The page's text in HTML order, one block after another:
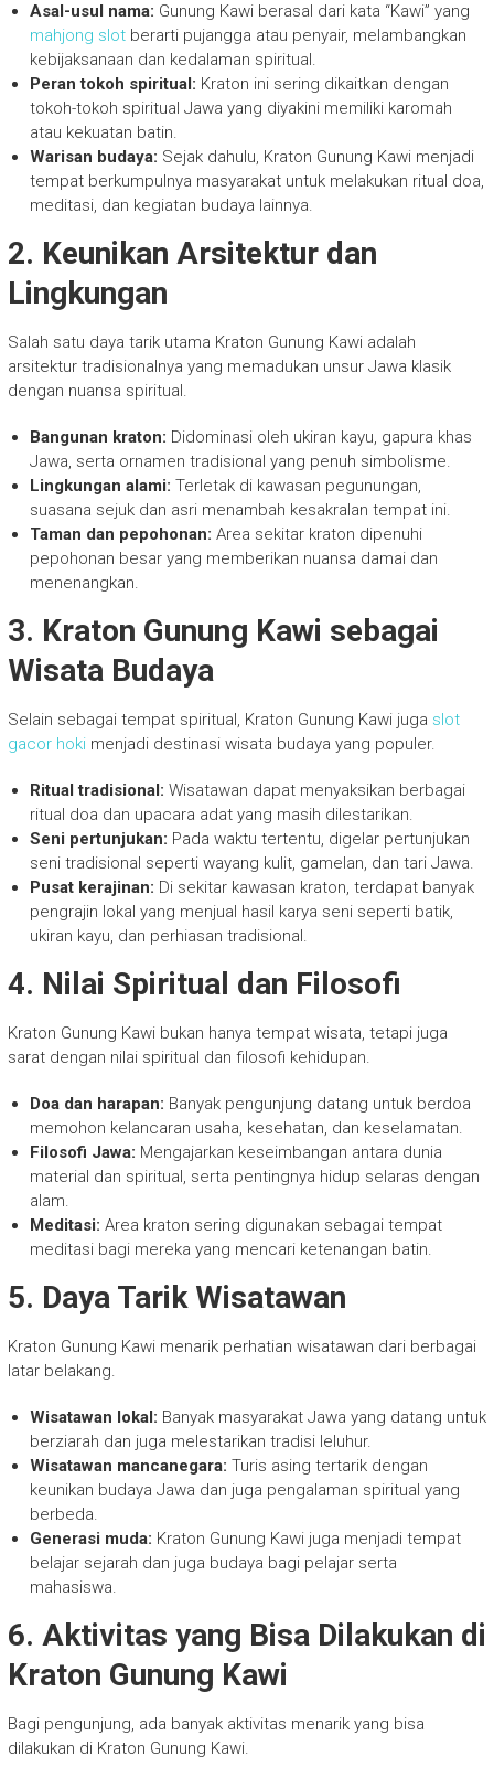
Asal-usul nama: Gunung Kawi berasal dari kata “Kawi” yang
mahjong slotberarti pujangga atau penyair, melambangkan
kebijaksanaan dan kedalaman spiritual.
Peran tokoh spiritual: Kraton ini sering dikaitkan dengan
tokoh-tokoh spiritual Jawa yang diyakini memiliki karomah
atau kekuatan batin.
Warisan budaya: Sejak dahulu, Kraton Gunung Kawi menjadi
tempat berkumpulnya masyarakat untuk melakukan ritual doa,
meditasi, dan kegiatan budaya lainnya.
2. Keunikan Arsitektur dan
Lingkungan
Salah satu daya tarik utama Kraton Gunung Kawi adalah
arsitektur tradisionalnya yang memadukan unsur Jawa klasik
dengan nuansa spiritual.
Bangunan kraton: Didominasi oleh ukiran kayu, gapura khas
Jawa, serta ornamen tradisional yang penuh simbolisme.
Lingkungan alami: Terletak di kawasan pegunungan,
suasana sejuk dan asri menambah kesakralan tempat ini.
Taman dan pepohonan: Area sekitar kraton dipenuhi
pepohonan besar yang memberikan nuansa damai dan
menenangkan.
3. Kraton Gunung Kawi sebagai
Wisata Budaya
Selain sebagai tempat spiritual, Kraton Gunung Kawi juga slot
gacor hokimenjadi destinasi wisata budaya yang populer.
Ritual tradisional: Wisatawan dapat menyaksikan berbagai
ritual doa dan upacara adat yang masih dilestarikan.
Seni pertunjukan: Pada waktu tertentu, digelar pertunjukan
seni tradisional seperti wayang kulit, gamelan, dan tari Jawa.
Pusat kerajinan: Di sekitar kawasan kraton, terdapat banyak
pengrajin lokal yang menjual hasil karya seni seperti batik,
ukiran kayu, dan perhiasan tradisional.
4. Nilai Spiritual dan Filosofi
Kraton Gunung Kawi bukan hanya tempat wisata, tetapi juga
sarat dengan nilai spiritual dan filosofi kehidupan.
Doa dan harapan: Banyak pengunjung datang untuk berdoa
memohon kelancaran usaha, kesehatan, dan keselamatan.
Filosofi Jawa: Mengajarkan keseimbangan antara dunia
material dan spiritual, serta pentingnya hidup selaras dengan
alam.
Meditasi: Area kraton sering digunakan sebagai tempat
meditasi bagi mereka yang mencari ketenangan batin.
5. Daya Tarik Wisatawan
Kraton Gunung Kawi menarik perhatian wisatawan dari berbagai
latar belakang.
Wisatawan lokal: Banyak masyarakat Jawa yang datang untuk
berziarah dan juga melestarikan tradisi leluhur.
Wisatawan mancanegara: Turis asing tertarik dengan
keunikan budaya Jawa dan juga pengalaman spiritual yang
berbeda.
Generasi muda: Kraton Gunung Kawi juga menjadi tempat
belajar sejarah dan juga budaya bagi pelajar serta
mahasiswa.
6. Aktivitas yang Bisa Dilakukan di
Kraton Gunung Kawi
Bagi pengunjung, ada banyak aktivitas menarik yang bisa
dilakukan di Kraton Gunung Kawi.